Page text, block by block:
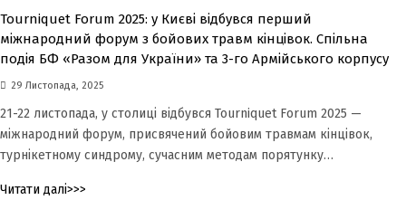
Tourniquet Forum 2025: у Києві відбувся перший
міжнародний форум з бойових травм кінцівок. Спільна
подія БФ «Разом для України» та 3-го Армійського корпусу
29 Листопада, 2025
21-22 листопада, у столиці відбувся Tourniquet Forum 2025 —
міжнародний форум, присвячений бойовим травмам кінцівок,
турнікетному синдрому, сучасним методам порятунку…
Читати далі>>>